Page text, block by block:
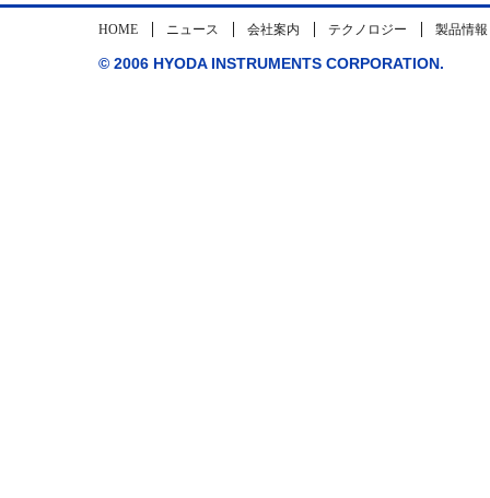
HOME ニュース 会社案内 テクノロジー 製品情報
© 2006 HYODA INSTRUMENTS CORPORATION.